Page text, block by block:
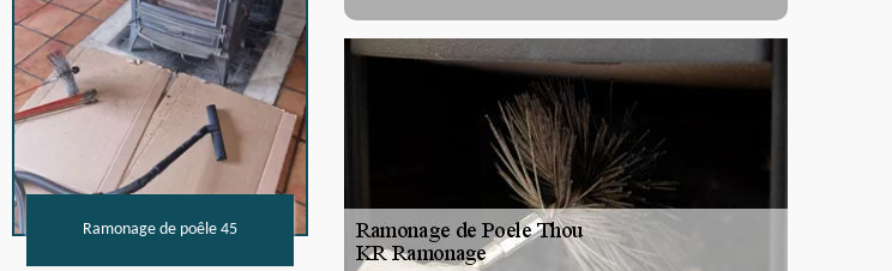
Ramonage de poêle 45